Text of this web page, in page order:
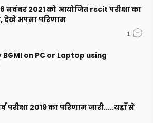
नवंबर 2021 को आयोजित rscit परीक्षा का
देखे अपना परिणाम
on PC or Laptop using
परीक्षा 2019 का परिणाम जारी.....यहाँ से